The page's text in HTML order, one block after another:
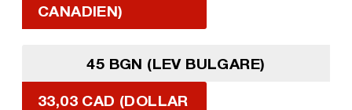
CANADIEN)
45 BGN (LEV BULGARE)
33,03 CAD (DOLLAR